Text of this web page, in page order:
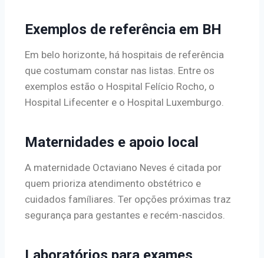
Exemplos de referência em BH
Em belo horizonte, há hospitais de referência
que costumam constar nas listas. Entre os
exemplos estão o Hospital Felício Rocho, o
Hospital Lifecenter e o Hospital Luxemburgo.
Maternidades e apoio local
A maternidade Octaviano Neves é citada por
quem prioriza atendimento obstétrico e
cuidados famíliares. Ter opções próximas traz
segurança para gestantes e recém-nascidos.